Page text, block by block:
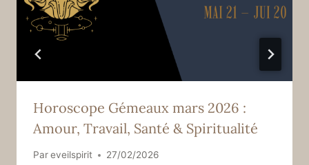
Horoscope Gémeaux mars 2026 :
Amour, Travail, Santé & Spiritualité
Pareveilspirit 27/02/2026